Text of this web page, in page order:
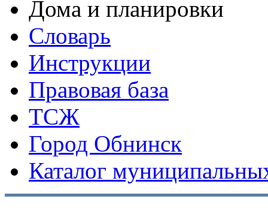
Дома и планировки
Словарь
Инструкции
Правовая база
ТСЖ
Город Обнинск
Каталог